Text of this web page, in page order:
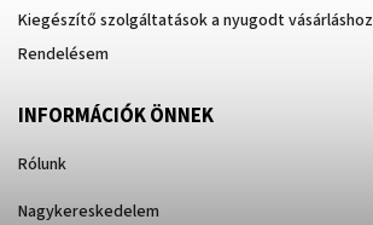
Kiegészítő szolgáltatások a nyugodt vásárláshoz
Rendelésem
INFORMÁCIÓK ÖNNEK
Rólunk
Nagykereskedelem